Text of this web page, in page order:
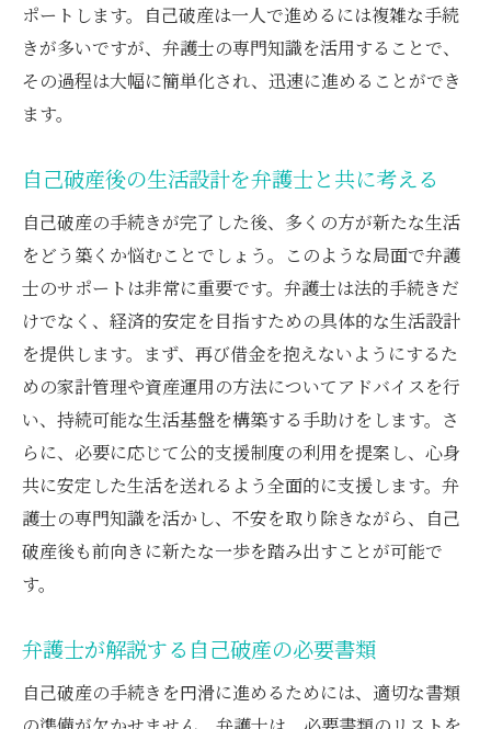
ポートします。自己破産は一人で進めるには複雑な手続
きが多いですが、弁護士の専門知識を活用することで、
その過程は大幅に簡単化され、迅速に進めることができ
ます。
自己破産後の生活設計を弁護士と共に考える
自己破産の手続きが完了した後、多くの方が新たな生活
をどう築くか悩むことでしょう。このような局面で弁護
士のサポートは非常に重要です。弁護士は法的手続きだ
けでなく、経済的安定を目指すための具体的な生活設計
を提供します。まず、再び借金を抱えないようにするた
めの家計管理や資産運用の方法についてアドバイスを行
い、持続可能な生活基盤を構築する手助けをします。さ
らに、必要に応じて公的支援制度の利用を提案し、心身
共に安定した生活を送れるよう全面的に支援します。弁
護士の専門知識を活かし、不安を取り除きながら、自己
破産後も前向きに新たな一歩を踏み出すことが可能で
す。
弁護士が解説する自己破産の必要書類
自己破産の手続きを円滑に進めるためには、適切な書類